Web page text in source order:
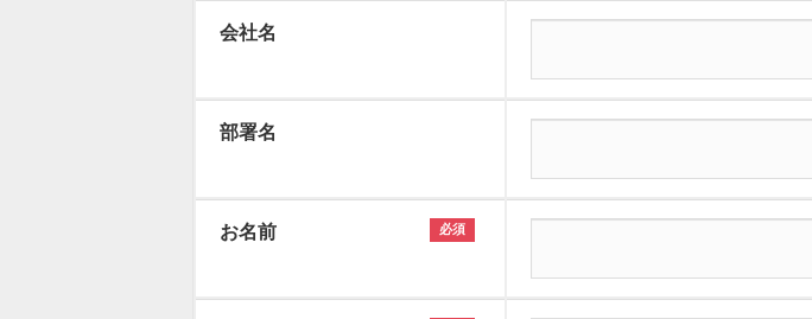
会社名
部署名
お名前 必須